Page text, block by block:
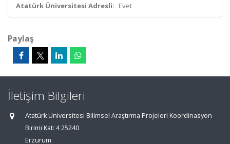
Atatürk Üniversitesi Adresli: Evet
Paylaş
İletişim Bilgileri
Atatürk Üniversitesi Bilimsel Araştırma Projeleri Koordinasyon
Birimi Kat: 4 25240
Erzurum